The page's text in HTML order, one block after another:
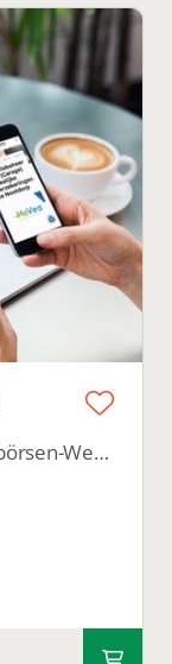
Beschreibung: Haben Sie eine Jobbörsen-Website erstellen lassen und kämpfen mit der Einrichtung? Mit dieser Unterstützung übernehmen wir die komplette Einrichtung Ihrer Jobbörse. Wir fügen Suchfilter hinzu, konfigurieren Job-Eigenschaften und optimieren Ihre Jobbörse für Google for